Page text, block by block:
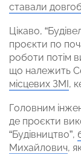
ставали
Цікаво,
проєкти по
роботи потім
що належить
місцевих ЗМІ,
Головним
де проєкти
“Будівництво”,
Михайлович,